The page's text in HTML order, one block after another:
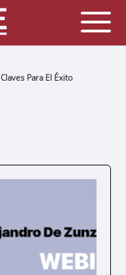
Para El Éxito